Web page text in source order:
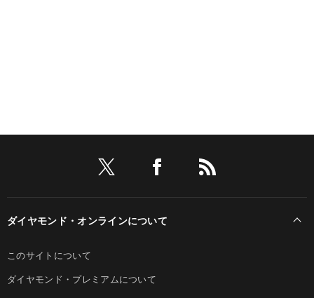
ダイヤモンド・オンラインについて
このサイトについて
ダイヤモンド・プレミアムについて